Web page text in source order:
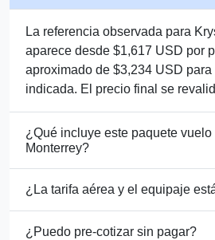
La referencia observada para
aparece desde $1,617 USD por
aproximado de $3,234 USD
indicada. El precio final se
¿Qué incluye este paquete vuelo
Monterrey?
¿La tarifa aérea y el equipaje
¿Puedo pre-cotizar sin pagar?